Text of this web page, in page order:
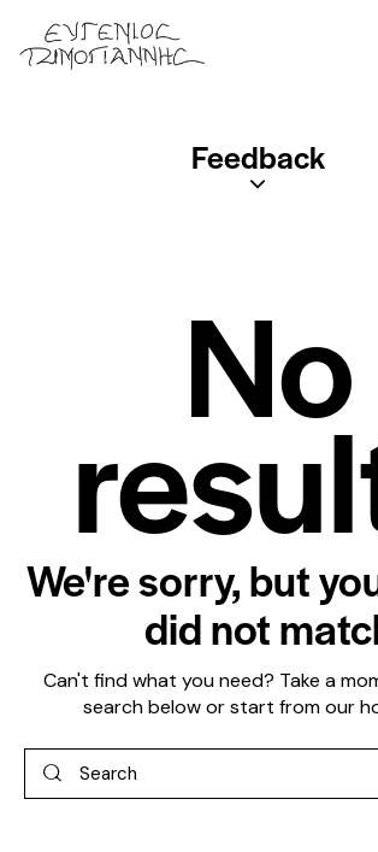
Feedback
No
We're sorry, but
did not
Can't find what you need? Take a
search below or start fromour